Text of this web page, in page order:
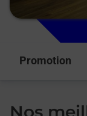
Promotion
Nos